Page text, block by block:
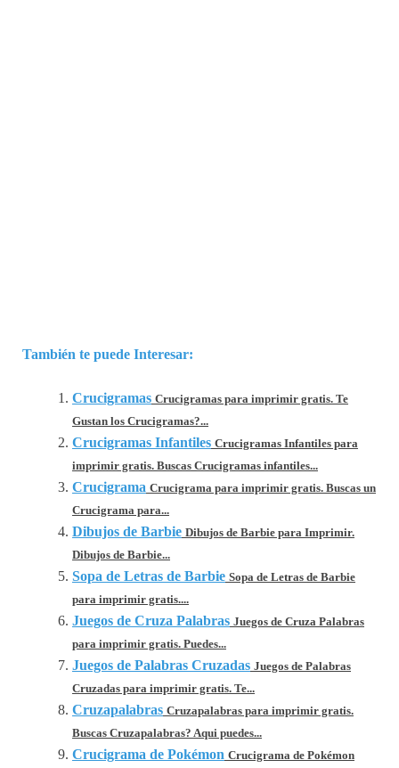
También te puede Interesar:
Crucigramas Crucigramas para imprimir gratis. Te
Gustan los Crucigramas?...
Crucigramas Infantiles Crucigramas Infantiles para
imprimir gratis. Buscas Crucigramas infantiles...
Crucigrama Crucigrama para imprimir gratis. Buscas un
Crucigrama para...
Dibujos de Barbie Dibujos de Barbie para Imprimir.
Dibujos de Barbie...
Sopa de Letras de Barbie Sopa de Letras de Barbie
para imprimir gratis....
Juegos de Cruza Palabras Juegos de Cruza Palabras
para imprimir gratis. Puedes...
Juegos de Palabras Cruzadas Juegos de Palabras
Cruzadas para imprimir gratis. Te...
Cruzapalabras Cruzapalabras para imprimir gratis.
Buscas Cruzapalabras? Aqui puedes...
Crucigrama de Pokémon Crucigrama de Pokémon